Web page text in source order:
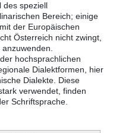
des speziell
Bereich; einige
der Europäischen
Österreich nicht zwingt,
hochsprachlichen
Dialektformen, hier
Dialekte. Diese
verwendet, finden
Schriftsprache.